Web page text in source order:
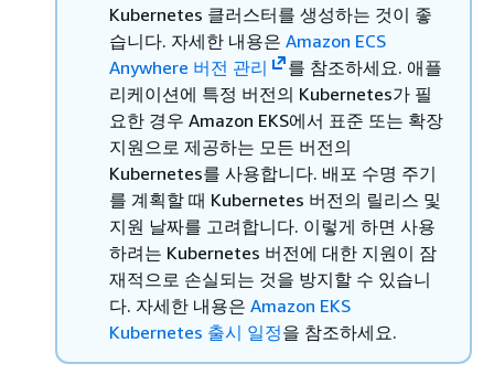
Kubernetes 클러스터를 생성하는 것이 좋
습니다. 자세한 내용은 Amazon ECS
Anywhere 버전 관리
를 참조하세요. 애플
리케이션에 특정 버전의 Kubernetes가 필
요한 경우 Amazon EKS에서 표준 또는 확장
지원으로 제공하는 모든 버전의
Kubernetes를 사용합니다. 배포 수명 주기
를 계획할 때 Kubernetes 버전의 릴리스 및
지원 날짜를 고려합니다. 이렇게 하면 사용
하려는 Kubernetes 버전에 대한 지원이 잠
재적으로 손실되는 것을 방지할 수 있습니
다. 자세한 내용은 Amazon EKS
Kubernetes 출시 일정을 참조하세요.